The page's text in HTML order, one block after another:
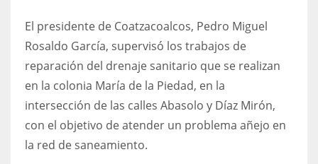
El presidente de Coatzacoalcos, Pedro Miguel
Rosaldo García, supervisó los trabajos de
reparación del drenaje sanitario que se realizan
en la colonia María de la Piedad, en la
intersección de las calles Abasolo y Díaz Mirón,
con el objetivo de atender un problema añejo en
la red de saneamiento.